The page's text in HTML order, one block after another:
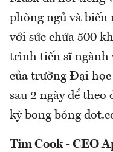
phòng ngủ và biến
với sức chứa 500
trình tiến sĩ ngành
của trường Đại
sau 2 ngày để
kỳ bong bóng
Tim Cook - CEO